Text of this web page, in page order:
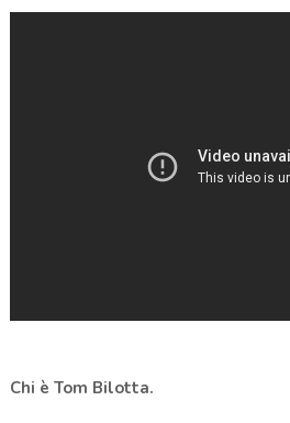
Chi è Tom Bilotta.